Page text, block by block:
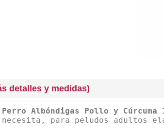
detalles y medidas)
Perro Albóndigas Pollo y
para peludos adultos